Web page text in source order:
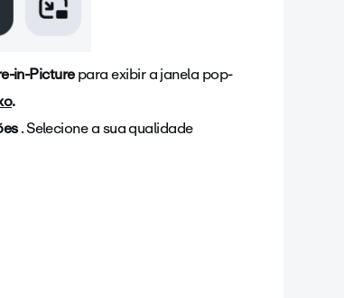
in-Picturepara exibir a janela pop-
.
. Selecione a sua qualidade